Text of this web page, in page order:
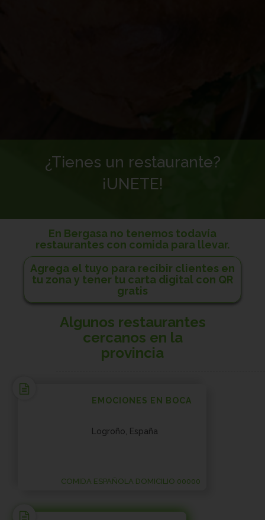
¿Tienes un restaurante?
¡UNETE!
En Bergasa no tenemos todavía
restaurantes con comida para llevar.
Agrega el tuyo para recibir clientes en
tu zona y tener tu carta digital con QR
gratis
Algunos restaurantes
cercanos en la
provincia
EMOCIONES EN BOCA
Logroño, España
COMIDA ESPAÑOLA DOMICILIO 00000